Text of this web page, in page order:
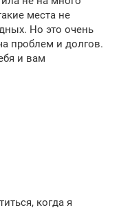
места не
Но это очень
проблем и долгов.
и вам
когда я